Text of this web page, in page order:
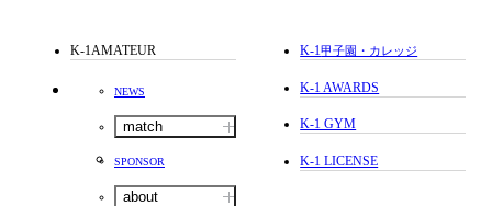
K-1AMATEUR
NEWS
match
SPONSOR
about
K-1甲子園・カレッジ
K-1 AWARDS
K-1 GYM
K-1 LICENSE